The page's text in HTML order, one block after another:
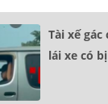
Tài xế
lái xe có